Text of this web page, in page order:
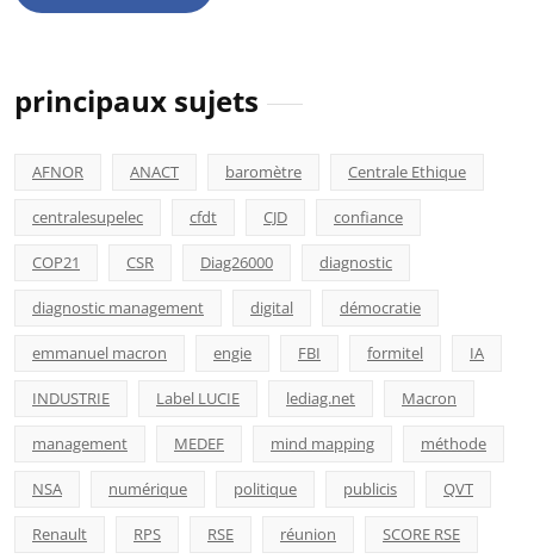
principaux sujets
AFNOR ANACT baromètre Centrale Ethique
centralesupelec cfdt CJD confiance
COP21 CSR Diag26000 diagnostic
diagnostic management digital démocratie
emmanuel macron engie FBI formitel IA
INDUSTRIE Label LUCIE lediag.net Macron
management MEDEF mind mapping méthode
NSA numérique politique publicis QVT
Renault RPS RSE réunion SCORE RSE